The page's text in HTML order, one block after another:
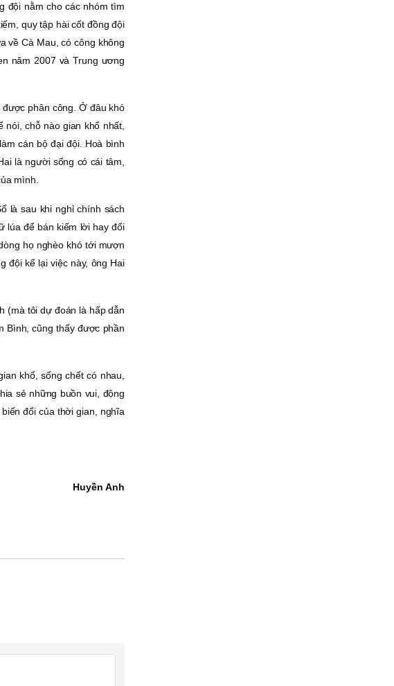
đội nằm cho các nhóm tìm
quy tập hài cốt đồng đội
về Cà Mau, có công không
năm 2007 và Trung ương
được phân công. Ở đâu khó
chỗ nào gian khổ nhất,
cán bộ đại đội. Hoà bình
là người sống có cái tâm,
mình.
là sau khi nghỉ chính sách
lúa để bán kiếm lời hay đổi
họ nghèo khó tới mượn
đội kể lại việc này, ông Hai
(mà tôi dự đoán là hấp dẫn
Bình, cũng thấy được phần
khổ, sống chết có nhau,
sẻ những buồn vui, động
đổi của thời gian, nghĩa
Huyền Anh